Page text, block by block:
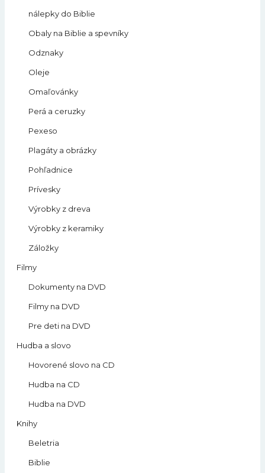
nálepky do Biblie
Obaly na Biblie a spevníky
Odznaky
Oleje
Omaľovánky
Perá a ceruzky
Pexeso
Plagáty a obrázky
Pohľadnice
Prívesky
Výrobky z dreva
Výrobky z keramiky
Záložky
Filmy
Dokumenty na DVD
Filmy na DVD
Pre deti na DVD
Hudba a slovo
Hovorené slovo na CD
Hudba na CD
Hudba na DVD
Knihy
Beletria
Biblie